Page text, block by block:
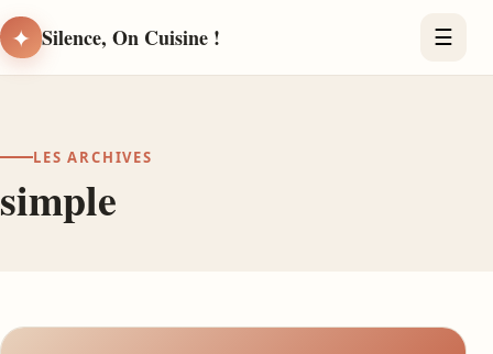
✦ Silence, On Cuisine ! ☰
LES ARCHIVES
simple